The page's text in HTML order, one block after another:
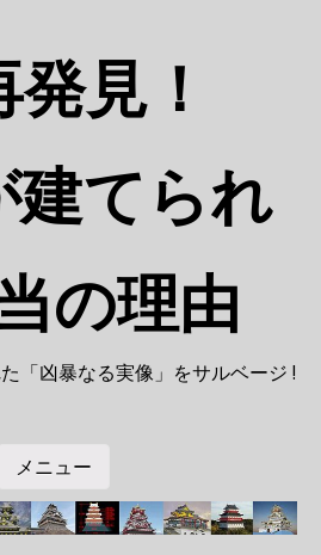
発見！
建てられ
の理由
「凶暴なる実像」をサルベージ !
メニュー